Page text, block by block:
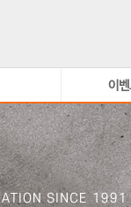
이